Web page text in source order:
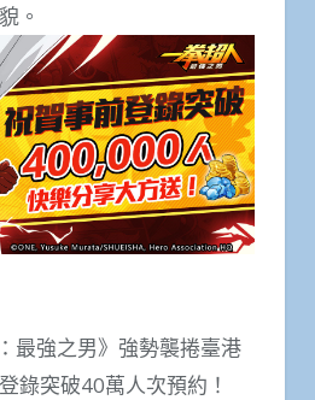
。
最強之男》強勢襲捲臺港
錄突破40萬人次預約！